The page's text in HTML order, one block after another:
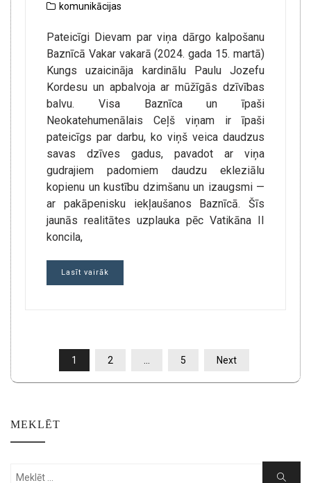
komunikācijas
Pateicīgi Dievam par viņa dārgo kalpošanu
Baznīcā Vakar vakarā (2024. gada 15. martā)
Kungs uzaicināja kardinālu Paulu Jozefu
Kordesu un apbalvoja ar mūžīgās dzīvības
balvu. Visa Baznīca un īpaši
Neokatehumenālais Ceļš viņam ir īpaši
pateicīgs par darbu, ko viņš veica daudzus
savas dzīves gadus, pavadot ar viņa
gudrajiem padomiem daudzu ekleziālu
kopienu un kustību dzimšanu un izaugsmi —
ar pakāpenisku iekļaušanos Baznīcā. Šīs
jaunās realitātes uzplauka pēc Vatikāna II
koncila,
Lasīt vairāk
POSTS
PAGINATION
1 2 5 Next
MEKLĒT
Search
Search